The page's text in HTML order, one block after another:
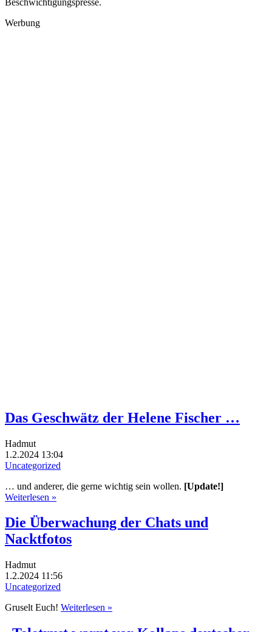
Werbung
Das Geschwätz der Helene Fischer …
Hadmut
1.2.2024 13:04
Uncategorized
… und anderer, die gerne wichtig sein wollen. [Update!]
Weiterlesen »
Die Überwachung der Chats und
Nacktfotos
Hadmut
1.2.2024 11:56
Uncategorized
Gruselt Euch! Weiterlesen »